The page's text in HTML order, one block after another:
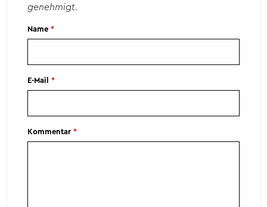
genehmigt.
Name*
E-Mail*
Kommentar*